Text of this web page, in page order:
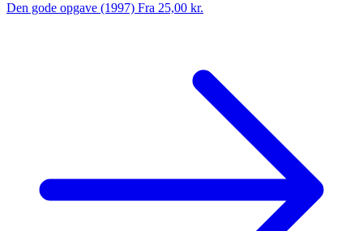
Den gode opgave (1997) Fra 25,00 kr.